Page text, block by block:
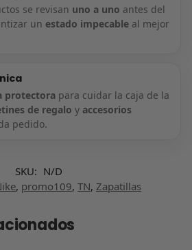
se revisan uno a uno antes del
un estado impecableal mejor
protectorapara cuidar la caja de la
de regalo y accesorios
pedido.
SKU: N/D
, promo109, TN, Zapatillas